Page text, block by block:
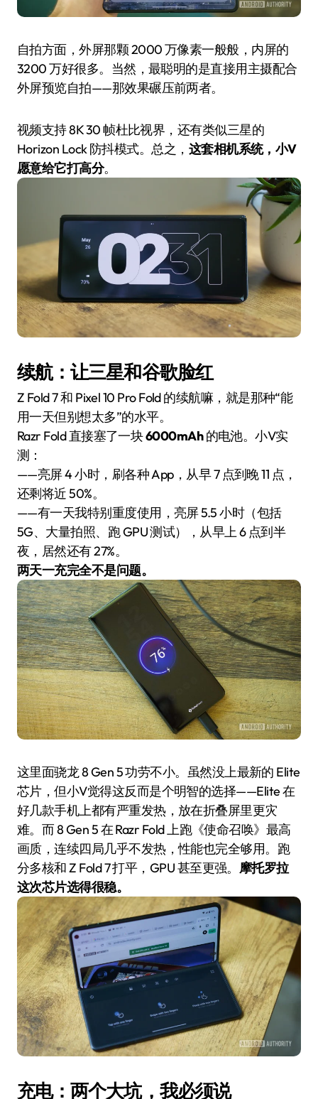
自拍方面，外屏那颗 2000 万像素一般般，内屏的
3200 万好很多。当然，最聪明的是直接用主摄配合
外屏预览自拍——那效果碾压前两者。
视频支持 8K 30 帧杜比视界，还有类似三星的
Horizon Lock 防抖模式。总之， 这套相机系统，小V
愿意给它打高分。
续航：让三星和谷歌脸红
Z Fold 7 和 Pixel 10 Pro Fold 的续航嘛，就是那种“能
用一天但别想太多”的水平。
Razr Fold 直接塞了一块6000mAh的电池。小V实
测：
——亮屏 4 小时，刷各种 App，从早 7 点到晚 11 点，
还剩将近 50%。
——有一天我特别重度使用，亮屏 5.5 小时（包括
5G、大量拍照、跑 GPU 测试），从早上 6 点到半
夜，居然还有 27%。
两天一充完全不是问题。
这里面骁龙 8 Gen 5 功劳不小。虽然没上最新的 Elite
芯片，但小V觉得这反而是个明智的选择——Elite 在
好几款手机上都有严重发热，放在折叠屏里更灾
难。而 8 Gen 5 在 Razr Fold 上跑《使命召唤》最高
画质，连续四局几乎不发热，性能也完全够用。跑
分多核和 Z Fold 7 打平，GPU 甚至更强。 摩托罗拉
这次芯片选得很稳。
充电：两个大坑，我必须说